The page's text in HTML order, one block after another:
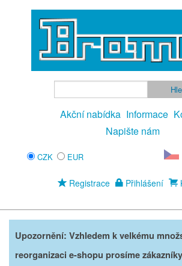
Akční nabídka Informace
Napište nám
CZK EUR
Registrace Přihlášení
Upozornění: Vzhledem k velkému
reorganizaci e-shopu prosíme